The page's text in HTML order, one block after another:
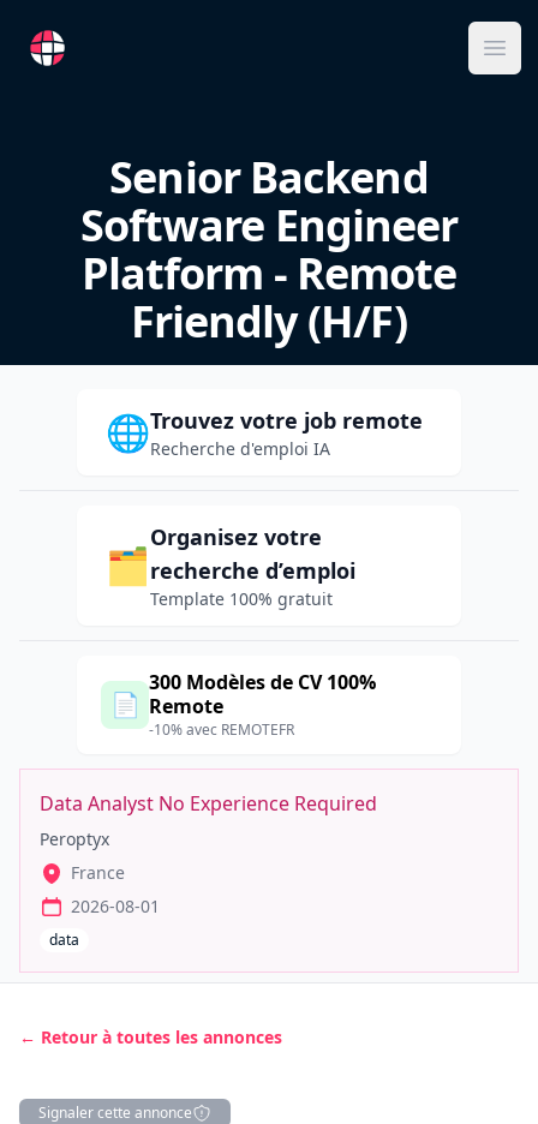
RemoteFR
Senior Backend
Software Engineer
Platform - Remote
Friendly (H/F)
🌐Trouvez votre job remote
Recherche d'emploi IA
🗂️
Organisez votre
recherche d’emploi
Template 100% gratuit
📄
300 Modèles de CV 100%
Remote
-10% avec REMOTEFR
Data Analyst No Experience Required
Peroptyx
France
2026-08-01
data
← Retour à toutes les annonces
Signaler cette annonce